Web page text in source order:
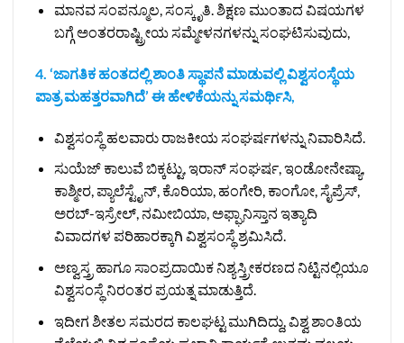
ಮಾನವ ಸಂಪನ್ಮೂಲ, ಸಂಸ್ಕೃತಿ. ಶಿಕ್ಷಣ ಮುಂತಾದ ವಿಷಯಗಳ
ಬಗ್ಗೆ ಅಂತರರಾಷ್ಟ್ರೀಯ ಸಮ್ಮೇಳನಗಳನ್ನು ಸಂಘಟಿಸುವುದು,
4. ‘ಜಾಗತಿಕ ಹಂತದಲ್ಲಿ ಶಾಂತಿ ಸ್ಥಾಪನೆ ಮಾಡುವಲ್ಲಿ ವಿಶ್ವಸಂಸ್ಥೆಯ
ಪಾತ್ರ ಮಹತ್ತರವಾಗಿದೆ’ ಈ ಹೇಳಿಕೆಯನ್ನು ಸಮರ್ಥಿಸಿ,
ವಿಶ್ವಸಂಸ್ಥೆ ಹಲವಾರು ರಾಜಕೀಯ ಸಂಘರ್ಷಗಳನ್ನು ನಿವಾರಿಸಿದೆ.
ಸುಯೆಜ್‌ ಕಾಲುವೆ ಬಿಕ್ಕಟ್ಟು, ಇರಾನ್ ಸಂಘರ್ಷ, ಇಂಡೋನೇಷ್ಯಾ,
ಕಾಶ್ಮೀರ, ಪ್ಯಾಲೆಸ್ಟೈನ್, ಕೊರಿಯಾ, ಹಂಗೇರಿ, ಕಾಂಗೋ, ಸೈಪ್ರೆಸ್,
ಅರಬ್-ಇಸ್ರೇಲ್, ನಮೀಬಿಯಾ, ಅಫ್ಘಾನಿಸ್ತಾನ ಇತ್ಯಾದಿ
ವಿವಾದಗಳ ಪರಿಹಾರಕ್ಕಾಗಿ ವಿಶ್ವಸಂಸ್ಥೆ ಶ್ರಮಿಸಿದೆ.
ಅಣ್ವಸ್ತ್ರ ಹಾಗೂ ಸಾಂಪ್ರದಾಯಿಕ ನಿಶ್ಯಸ್ತ್ರೀಕರಣದ ನಿಟ್ಟಿನಲ್ಲಿಯೂ
ವಿಶ್ವಸಂಸ್ಥೆ ನಿರಂತರ ಪ್ರಯತ್ನ ಮಾಡುತ್ತಿದೆ.
ಇದೀಗ ಶೀತಲ ಸಮರದ ಕಾಲಘಟ್ಟ ಮುಗಿದಿದ್ದು, ವಿಶ್ವ ಶಾಂತಿಯ